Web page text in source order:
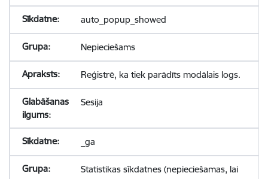
auto_popup_showed
Nepieciešams
Reģistrē, ka tiek parādīts modālais logs.
Sesija
_ga
Statistikas sīkdatnes (nepieciešamas, lai